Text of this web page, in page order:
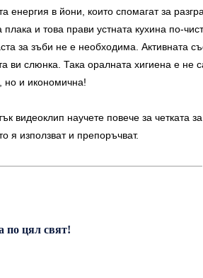
енергия в йони, които спомагат за
плака и това прави устната кухина по-
за зъби не е необходима. Активната
ви слюнка. Така оралната хигиена е не
но и икономична!
видеоклип научете повече за четката
я използват и препоръчват.
по цял свят!